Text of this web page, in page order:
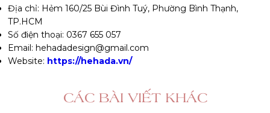
Địa chỉ: Hẻm 160/25 Bùi Đình Tuý, Phường Bình Thạnh,
TP.HCM
Số điện thoại: 0367 655 057
Email: hehadadesign@gmail.com
Website: https://hehada.vn/
CÁC BÀI VIẾT KHÁC